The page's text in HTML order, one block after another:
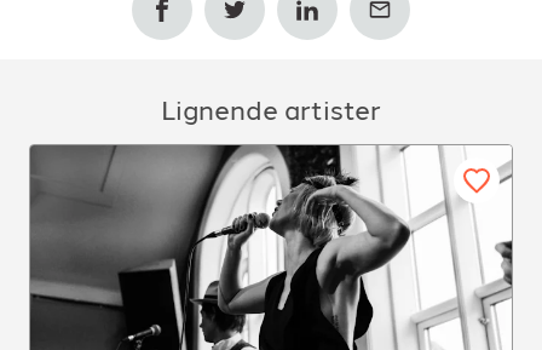
Lignende artister